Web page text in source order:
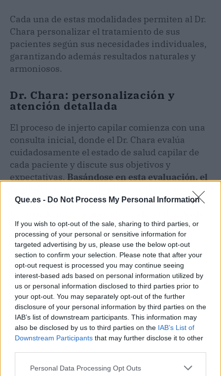
Que.es - Do Not Process My Personal Information
If you wish to opt-out of the sale, sharing to third parties, or
processing of your personal or sensitive information for
targeted advertising by us, please use the below opt-out
section to confirm your selection. Please note that after your
opt-out request is processed you may continue seeing
interest-based ads based on personal information utilized by
us or personal information disclosed to third parties prior to
your opt-out. You may separately opt-out of the further
disclosure of your personal information by third parties on the
IAB’s list of downstream participants. This information may
also be disclosed by us to third parties on the IAB’s List of
Downstream Participants that may further disclose it to other
Personal Data Processing Opt Outs
Cada una de estas modalidades permiten al Dr.
Chara personalizar el tratamiento de sus
pacientes según sus necesidades individuales,
garantizando además resultados naturales y
armoniosos.
Dr. Chara: personalización y
atención detallada
El proceso de injerto capilar comienza con una
consulta inicial, donde el Dr. Chara evalúa
cuidadosamente el estado de salud capilar de
cada paciente y discute sus objetivos y
expectativas. Basándose en esta evaluación, el
profesional desarrolla un plan de tratamiento
personalizado que incluye la selección de la
la línea frontal y la determinación de la
densidad capilar deseada.